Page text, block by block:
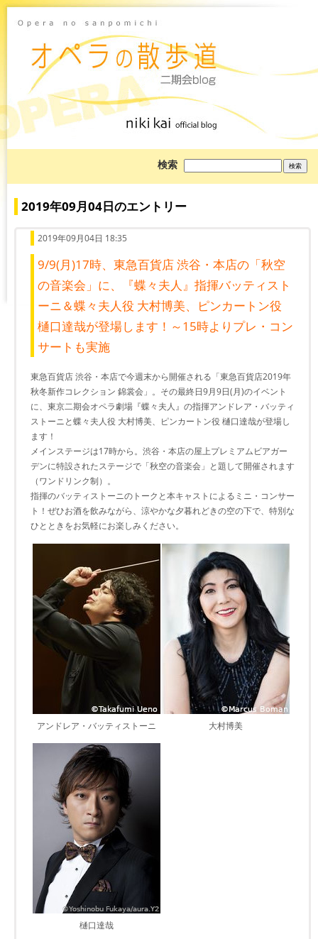
検索
を
索:
2019年09月04日のエントリー
2019年09月04日 18:35
9/9(月)17時、東急百貨店 渋谷・本店の「秋空
の音楽会」に、『蝶々夫人』指揮バッティスト
ーニ＆蝶々夫人役 大村博美、ピンカートン役
樋口達哉が登場します！～15時よりプレ・コン
サートも実施
東急百貨店 渋谷・本店で今週末から開催される「東急百貨店2019年
秋冬新作コレクション 錦裳会」。その最終日9月9日(月)のイベント
に、東京二期会オペラ劇場『蝶々夫人』の指揮アンドレア・バッティ
ストーニと蝶々夫人役 大村博美、ピンカートン役 樋口達哉が登場し
ます！
メインステージは17時から。渋谷・本店の屋上プレミアムビアガー
デンに特設されたステージで「秋空の音楽会」と題して開催されます
（ワンドリンク制）。
指揮のバッティストーニのトークと本キャストによるミニ・コンサー
ト！ぜひお酒を飲みながら、涼やかな夕暮れどきの空の下で、特別な
ひとときをお気軽にお楽しみください。
アンドレア・バッティストーニ 大村博美
樋口達哉